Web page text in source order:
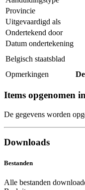
Provincie
Uitgevaardigd als
Ondertekend door
Datum ondertekening
Belgisch staatsblad
Opmerkingen
Items opgenomen
De gegevens worden
Downloads
Bestanden
Alle bestanden